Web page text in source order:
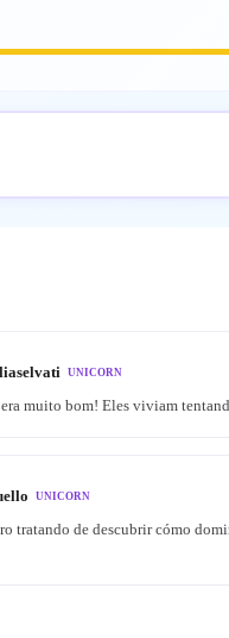
UNICORN
era muito bom! Eles viviam
UNICORN
tratando de descubrir cómo